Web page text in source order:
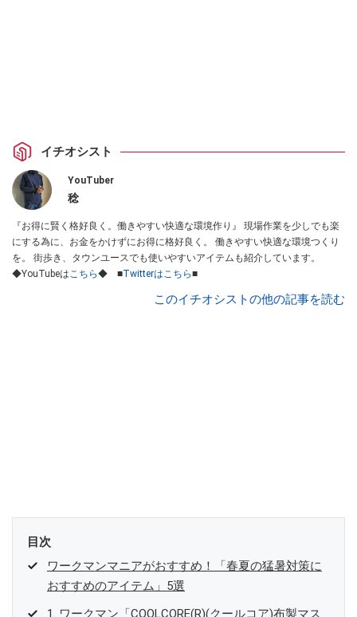
イチオシスト
YouTuber
稔
『お得に賢く格好良く。働きやすい快適な環境作り』 現場作業を少しでも楽
にする為に、お金をかけずにお得に格好良く。 働きやすい快適な環境つくり
を。 街歩き、タウンユースでも使いやすいアイテムも紹介しています。
◆YouTubeはこちら◆ ■Twitterはこちら■
このイチオシストの他の記事を読む
目次
ワークマンマニアがおすすめ！「春夏の猛暑対策に
おすすめのアイテム」5選
1. ワークマン「COOLCORE(R)(クールコア)布製マス